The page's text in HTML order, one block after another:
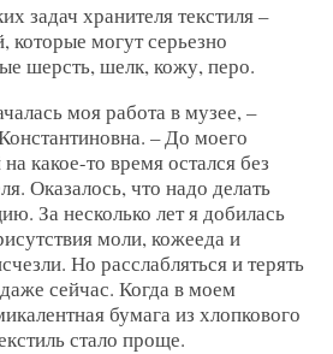
задач хранителя текстиля –
которые могут серьезно
шерсть, шелк, кожу, перо.
моя работа в музее, –
– До моего
какое-то время остался без
Оказалось, что надо делать
За несколько лет я добилась
моли, кожееда и
Но расслабляться и терять
сейчас. Когда в моем
бумага из хлопкового
стало проще.